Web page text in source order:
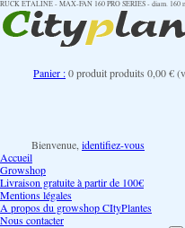
RUCK ETALINE - MAX-FAN 160 PRO SERIES - diam. 160
Panier :0produitproduits 0,00 €
Bienvenue, identifiez-vous
Accueil
Growshop
Livraison gratuite à partir de 100€
Mentions légales
A propos du growshop CItyPlantes
Nous contacter